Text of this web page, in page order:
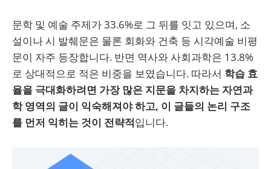
문학 및 예술 주제가 33.6%로 그 뒤를 잇고 있으며, 소
설이나 시 발췌문은 물론 회화와 건축 등 시각예술 비평
문이 자주 등장합니다. 반면 역사와 사회과학은 13.8%
로 상대적으로 적은 비중을 보였습니다. 따라서 학습 효
율을 극대화하려면 가장 많은 지문을 차지하는 자연과
학 영역의 글이 익숙해져야 하고, 이 글들의 논리 구조
를 먼저 익히는 것이 전략적입니다.